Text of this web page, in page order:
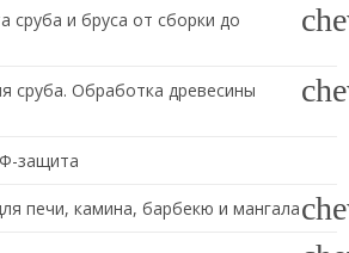
сруба и бруса от сборки до
сруба. Обработка древесины
защита
печи, камина, барбекю и мангала